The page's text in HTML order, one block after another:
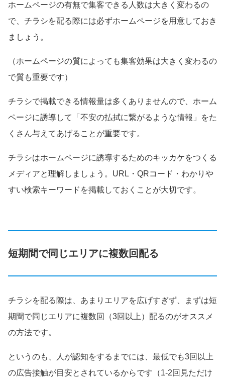
ホームページの有無で集客できる人数は大きく変わるの
で、チラシを配る際には必ずホームページを用意しておき
ましょう。
（ホームページの質によっても集客効果は大きく変わるの
で質も重要です）
チラシで掲載できる情報量は多くありませんので、ホーム
ページに誘導して「不安の払拭に繋がるような情報」をた
くさん与えてあげることが重要です。
チラシはホームページに誘導するためのキッカケをつくる
メディアと理解しましょう。URL・QRコード・わかりや
すい検索キーワードを掲載しておくことが大切です。
短期間で同じエリアに複数回配る
チラシを配る際は、あまりエリアを広げすぎず、まずは短
期間で同じエリアに複数回（3回以上）配るのがオススメ
の方法です。
というのも、人が認知をするまでには、最低でも3回以上
の広告接触が目安とされているからです（1-2回見ただけ